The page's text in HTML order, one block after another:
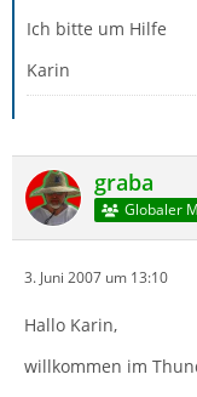
Ich bitte um Hilfe
Karin
graba
Globaler
3. Juni 2007 um 13:10
Hallo Karin,
willkommen im